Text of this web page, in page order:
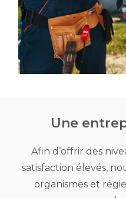
Une
Afin d’offrir des
satisfaction élevés,
organismes et